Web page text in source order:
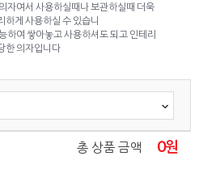
자여서 사용하실때나 보관하실때 더욱
하게 사용하실 수 있습니
하여 쌓아놓고 사용하셔도 되고 인테리
한 의자입니다
총 상품 금액 0원